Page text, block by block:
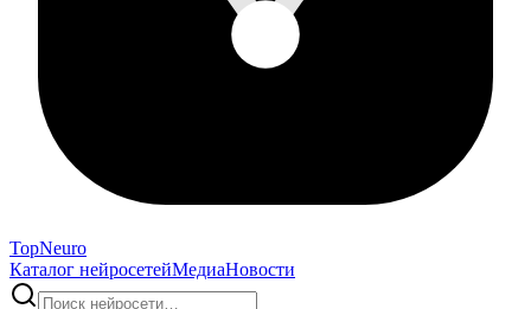
TopNeuro
Каталог нейросетейМедиаНовости